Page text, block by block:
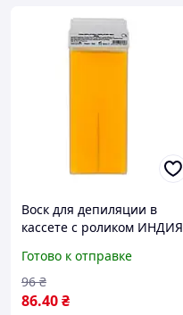
Воск для депиляции в
кассете с роликом ИНДИЯ
System
Готово к отправке
86.40₴
96 ₴